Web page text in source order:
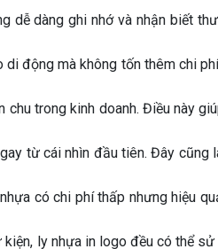
dàng ghi nhớ và nhận biết
động mà không tốn thêm chi
trong kinh doanh. Điều này
từ cái nhìn đầu tiên. Đây
có chi phí thấp nhưng hiệu
kiện, ly nhựa in logo đều có thể